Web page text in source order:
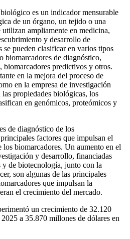
es un indicador mensurable
de un órgano, un tejido o una
ampliamente en medicina,
y desarrollo de
se pueden clasificar en varios tipos
biomarcadores de diagnóstico,
biomarcadores predictivos y otros.
en la mejora del proceso de
en la empresa de investigación
propiedades biológicas, los
en genómicos, proteómicos y
de diagnóstico de los
factores que impulsan el
biomarcadores. Un aumento en el
y desarrollo, financiadas
y de biotecnología, junto con la
son algunas de las principales
que impulsan la
el crecimiento del mercado.
un crecimiento de 32.120
a 35.870 millones de dólares en